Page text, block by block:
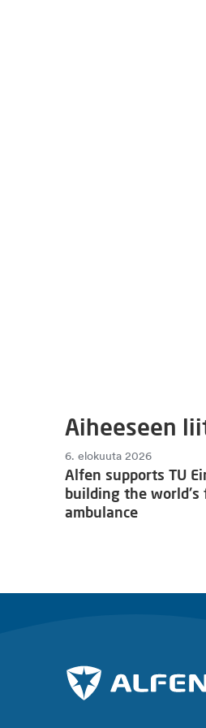
Aiheeseen
6. elokuuta 2026
Alfen supports TU
building the world's
ambulance